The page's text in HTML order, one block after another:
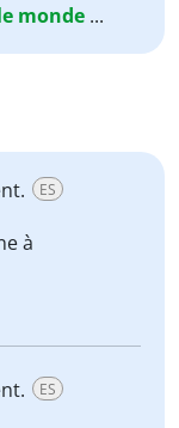
monde ...
ES
à
ES